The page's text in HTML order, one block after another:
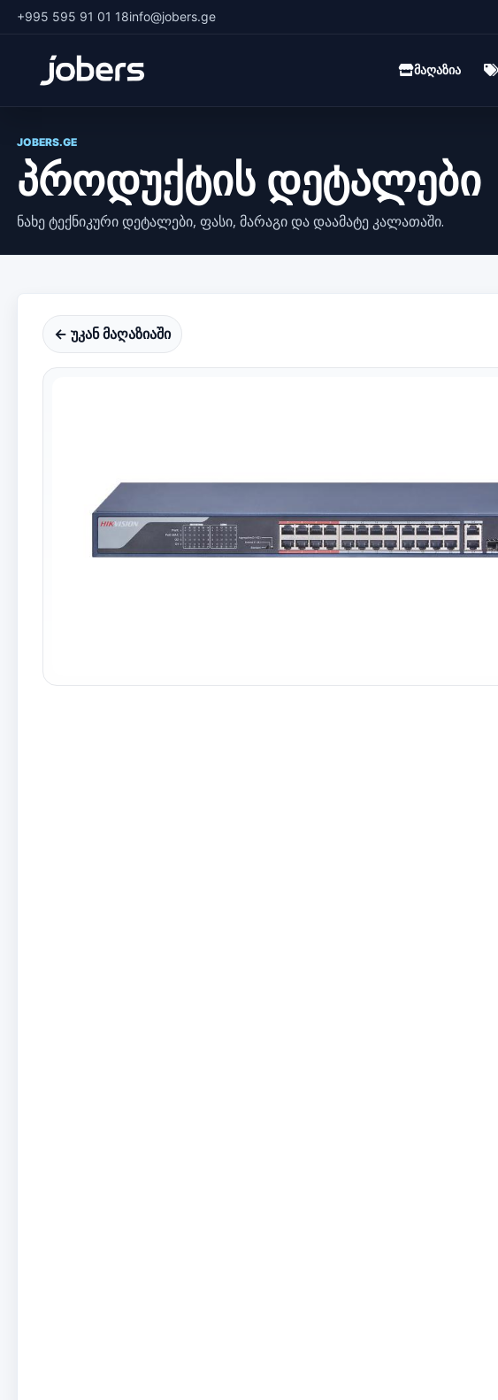
+995 595 91 01 18info@jobers.ge
მაღაზია
JOBERS.GE
პროდუქტის დეტალები
ნახე ტექნიკური დეტალები, ფასი, მარაგი და დაამატე კალათაში.
← უკან მაღაზიაში